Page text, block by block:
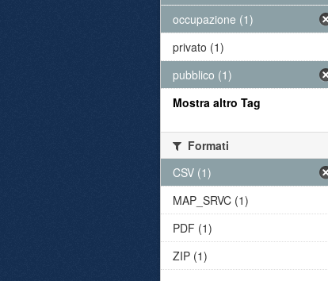
occupazione (1)
privato (1)
pubblico (1)
Mostra altro Tag
Formati
CSV (1)
MAP_SRVC (1)
PDF (1)
ZIP (1)